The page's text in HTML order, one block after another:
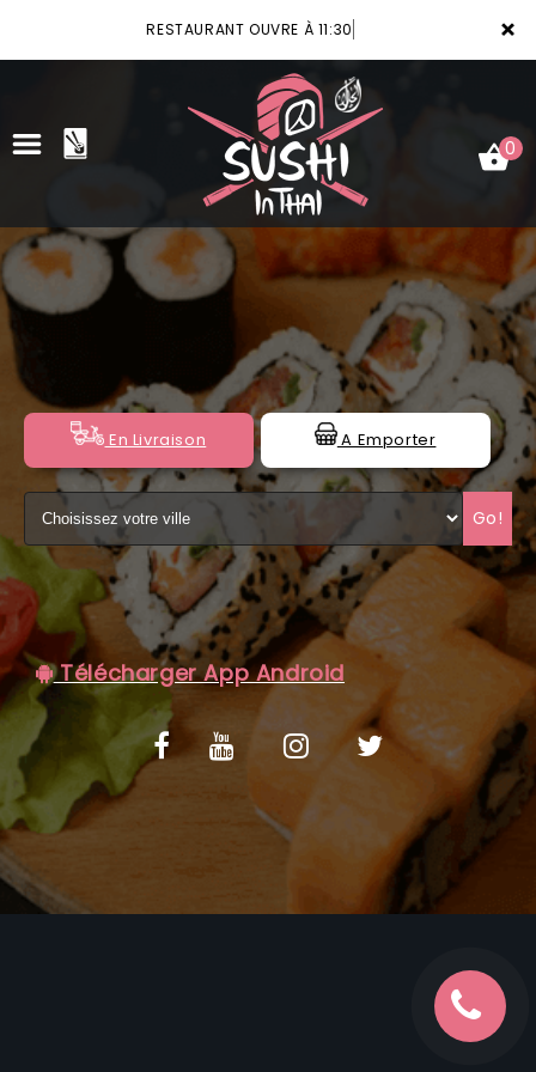
×
RESTAURANT OUVRE À 11:30
ACCUEIL
VOTRE COMPTE
NOTRE RESTAURANT
VOS AVIS
MENTIONS LÉGALES
C.G.V
0
En Livraison A Emporter
Go!
Télécharger App Android